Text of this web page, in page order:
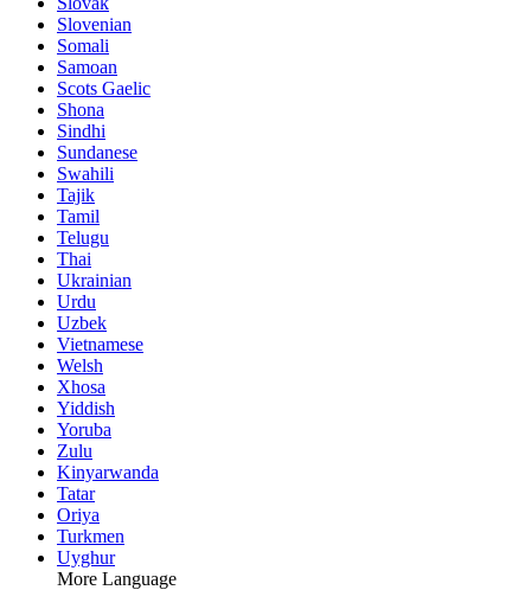
Slovenian
Somali
Samoan
Scots Gaelic
Shona
Sindhi
Sundanese
Swahili
Tajik
Tamil
Telugu
Thai
Ukrainian
Urdu
Uzbek
Vietnamese
Welsh
Xhosa
Yiddish
Yoruba
Zulu
Kinyarwanda
Tatar
Oriya
Turkmen
Uyghur
More Language